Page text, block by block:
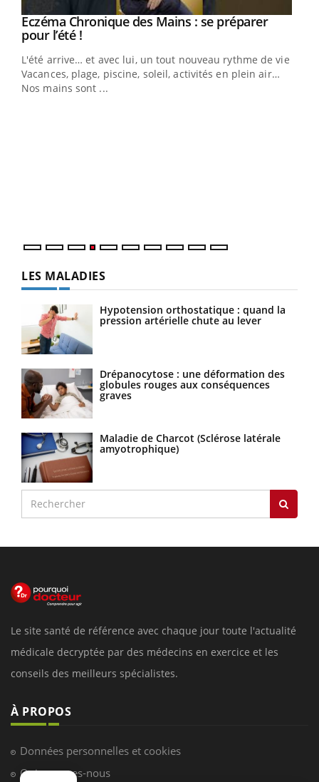
Youtube
Eczéma Chronique des Mains : se préparer
pour l’été !Youtube
L'été arrive… et avec lui, un tout nouveau rythme de vie !
Vacances, plage, piscine, soleil, activités en plein air…
Nos mains sont ...
LES MALADIES
Hypotension orthostatique : quand la
pression artérielle chute au lever
Drépanocytose : une déformation des
globules rouges aux conséquences
graves
Maladie de Charcot (Sclérose latérale
amyotrophique)
Le site santé de référence avec chaque jour toute l'actualité
médicale decryptée par des médecins en exercice et les
conseils des meilleurs spécialistes.
À PROPOS
Données personnelles et cookies
Qui sommes-nous